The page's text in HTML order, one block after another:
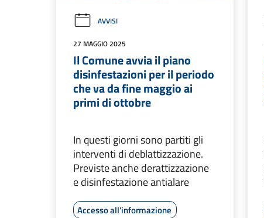
AVVISI
27 MAGGIO 2025
Il Comune avvia il piano
disinfestazioni per il periodo
che va da fine maggio ai
primi di ottobre
In questi giorni sono partiti gli
interventi di deblattizzazione.
Previste anche derattizzazione
e disinfestazione antialare
Accesso all'informazione